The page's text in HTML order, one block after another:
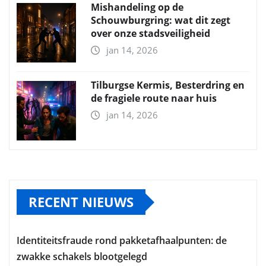
Mishandeling op de
Schouwburgring: wat dit zegt
over onze stadsveiligheid
jan 14, 2026
Tilburgse Kermis, Besterdring en
de fragiele route naar huis
jan 14, 2026
RECENT NIEUWS
Identiteitsfraude rond pakketafhaalpunten: de
zwakke schakels blootgelegd